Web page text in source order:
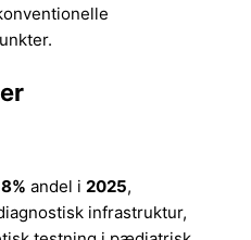
andel i2025,
infrastruktur,